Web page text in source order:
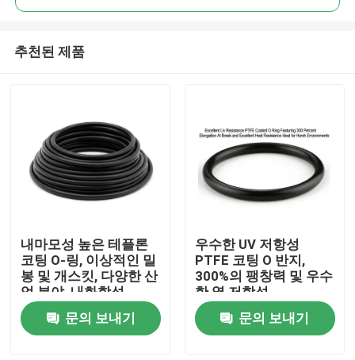
추천된 제품
내마모성 높은 테플론
코팅 O-링, 이상적인 밀
봉 및 개스킷, 다양한 산
업 분야, 내화학성
문의 보내기
우수한 UV 저항성
PTFE 코팅 O 반지,
300%의 팽창력 및 우수
한 열 저항성
문의 보내기